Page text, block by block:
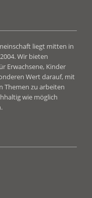
liegt mitten in
Wir bieten
Erwachsene, Kinder
Wert darauf, mit
Themen zu arbeiten
wie möglich